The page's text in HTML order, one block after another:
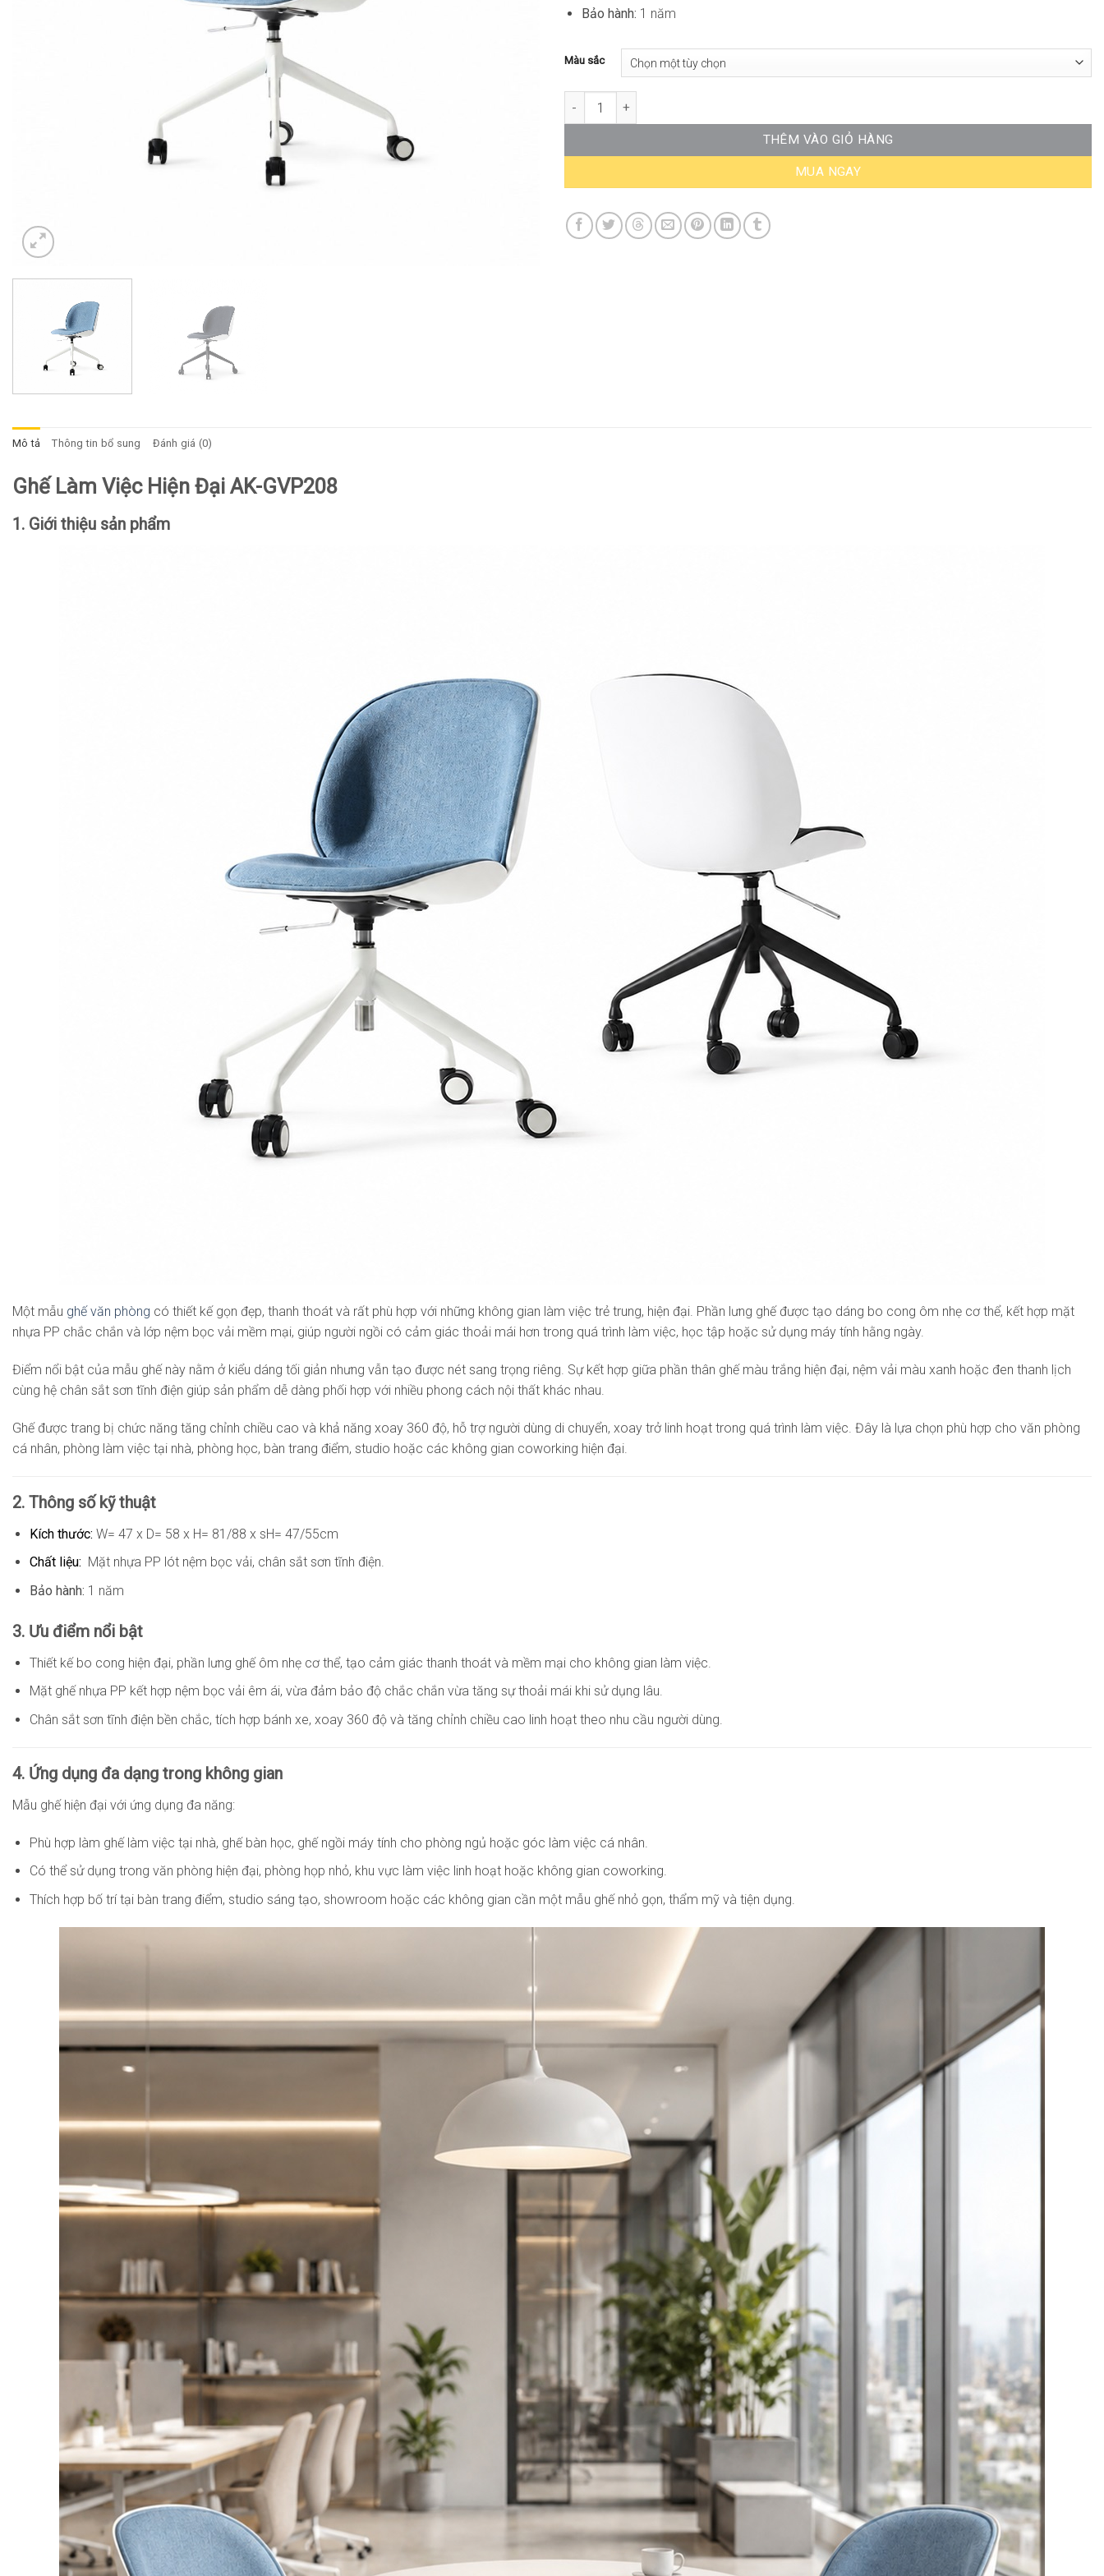
Bảo hành: 1 năm
Màu sắc
Ghế Làm Việc Hiện Đại AK-GVP208 số lượng
THÊM VÀO GIỎ HÀNG
MUA NGAY
Mô tả Thông tin bổ sung Đánh giá (0)
Ghế Làm Việc Hiện Đại AK-GVP208
1. Giới thiệu sản phẩm
Một mẫu ghế văn phòng có thiết kế gọn đẹp, thanh thoát và rất phù hợp với những không gian làm việc trẻ trung, hiện đại. Phần lưng ghế được tạo dáng bo cong ôm nhẹ cơ thể, kết hợp mặt
nhựa PP chắc chắn và lớp nệm bọc vải mềm mại, giúp người ngồi có cảm giác thoải mái hơn trong quá trình làm việc, học tập hoặc sử dụng máy tính hằng ngày.
Điểm nổi bật của mẫu ghế này nằm ở kiểu dáng tối giản nhưng vẫn tạo được nét sang trọng riêng. Sự kết hợp giữa phần thân ghế màu trắng hiện đại, nệm vải màu xanh hoặc đen thanh lịch
cùng hệ chân sắt sơn tĩnh điện giúp sản phẩm dễ dàng phối hợp với nhiều phong cách nội thất khác nhau.
Ghế được trang bị chức năng tăng chỉnh chiều cao và khả năng xoay 360 độ, hỗ trợ người dùng di chuyển, xoay trở linh hoạt trong quá trình làm việc. Đây là lựa chọn phù hợp cho văn phòng
cá nhân, phòng làm việc tại nhà, phòng học, bàn trang điểm, studio hoặc các không gian coworking hiện đại.
2. Thông số kỹ thuật
Kích thước: W= 47 x D= 58 x H= 81/88 x sH= 47/55cm
Chất liệu: Mặt nhựa PP lót nệm bọc vải, chân sắt sơn tĩnh điện.
Bảo hành: 1 năm
3. Ưu điểm nổi bật
Thiết kế bo cong hiện đại, phần lưng ghế ôm nhẹ cơ thể, tạo cảm giác thanh thoát và mềm mại cho không gian làm việc.
Mặt ghế nhựa PP kết hợp nệm bọc vải êm ái, vừa đảm bảo độ chắc chắn vừa tăng sự thoải mái khi sử dụng lâu.
Chân sắt sơn tĩnh điện bền chắc, tích hợp bánh xe, xoay 360 độ và tăng chỉnh chiều cao linh hoạt theo nhu cầu người dùng.
4. Ứng dụng đa dạng trong không gian
Mẫu ghế hiện đại với ứng dụng đa năng:
Phù hợp làm ghế làm việc tại nhà, ghế bàn học, ghế ngồi máy tính cho phòng ngủ hoặc góc làm việc cá nhân.
Có thể sử dụng trong văn phòng hiện đại, phòng họp nhỏ, khu vực làm việc linh hoạt hoặc không gian coworking.
Thích hợp bố trí tại bàn trang điểm, studio sáng tạo, showroom hoặc các không gian cần một mẫu ghế nhỏ gọn, thẩm mỹ và tiện dụng.